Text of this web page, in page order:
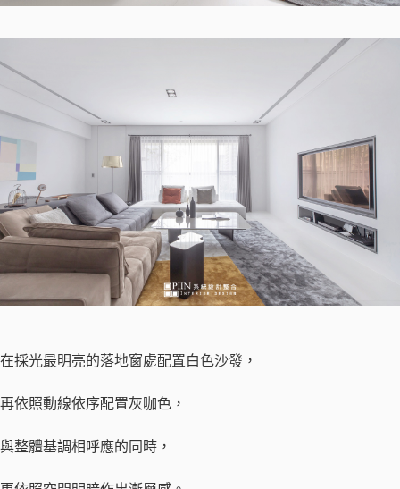
在採光最明亮的落地窗處配置白色沙發，
再依照動線依序配置灰咖色，
與整體基調相呼應的同時，